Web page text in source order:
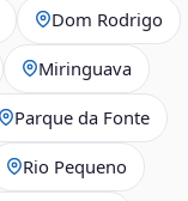
Dom Rodrigo
Miringuava
Parque da Fonte
Rio Pequeno